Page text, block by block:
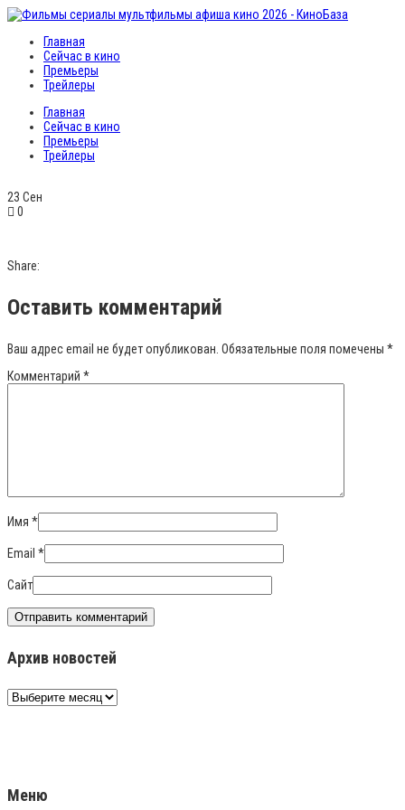
Главная
Сейчас в кино
Премьеры
Трейлеры
Главная
Сейчас в кино
Премьеры
Трейлеры
23 Сен
0
Share:
Оставить комментарий
Ваш адрес email не будет опубликован. Обязательные поля помечены *
Комментарий *
Имя *
Email *
Сайт
Архив новостей
Архив
новостей
Меню